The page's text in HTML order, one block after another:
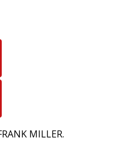
MILLER.